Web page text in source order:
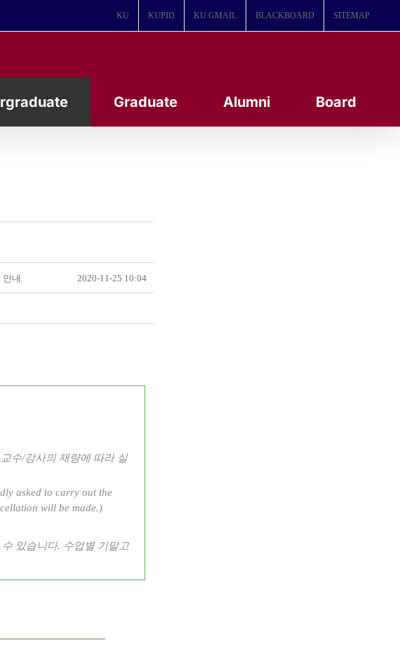
KU KUPID KU GMAIL BLACKBOARD SITEMAP
Graduate Alumni Board
내 2020-11-25 10:04
수/강사의 재량에 따라 실
asked to carry out the
will be made.)
있습니다. 수업별 기말고